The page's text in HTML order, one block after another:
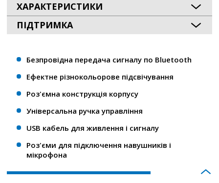
ХАРАКТЕРИСТИКИ
ПІДТРИМКА
Безпровідна передача сигналу по Bluetooth
Ефектне різнокольорове підсвічування
Роз'ємна конструкція корпусу
Універсальна ручка управління
USB кабель для живлення і сигналу
Роз'єми для підключення навушників і
мікрофона